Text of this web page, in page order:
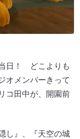
日！ どこよりも
オメンバーきって
コ田中が、開園前
し』、『天空の城